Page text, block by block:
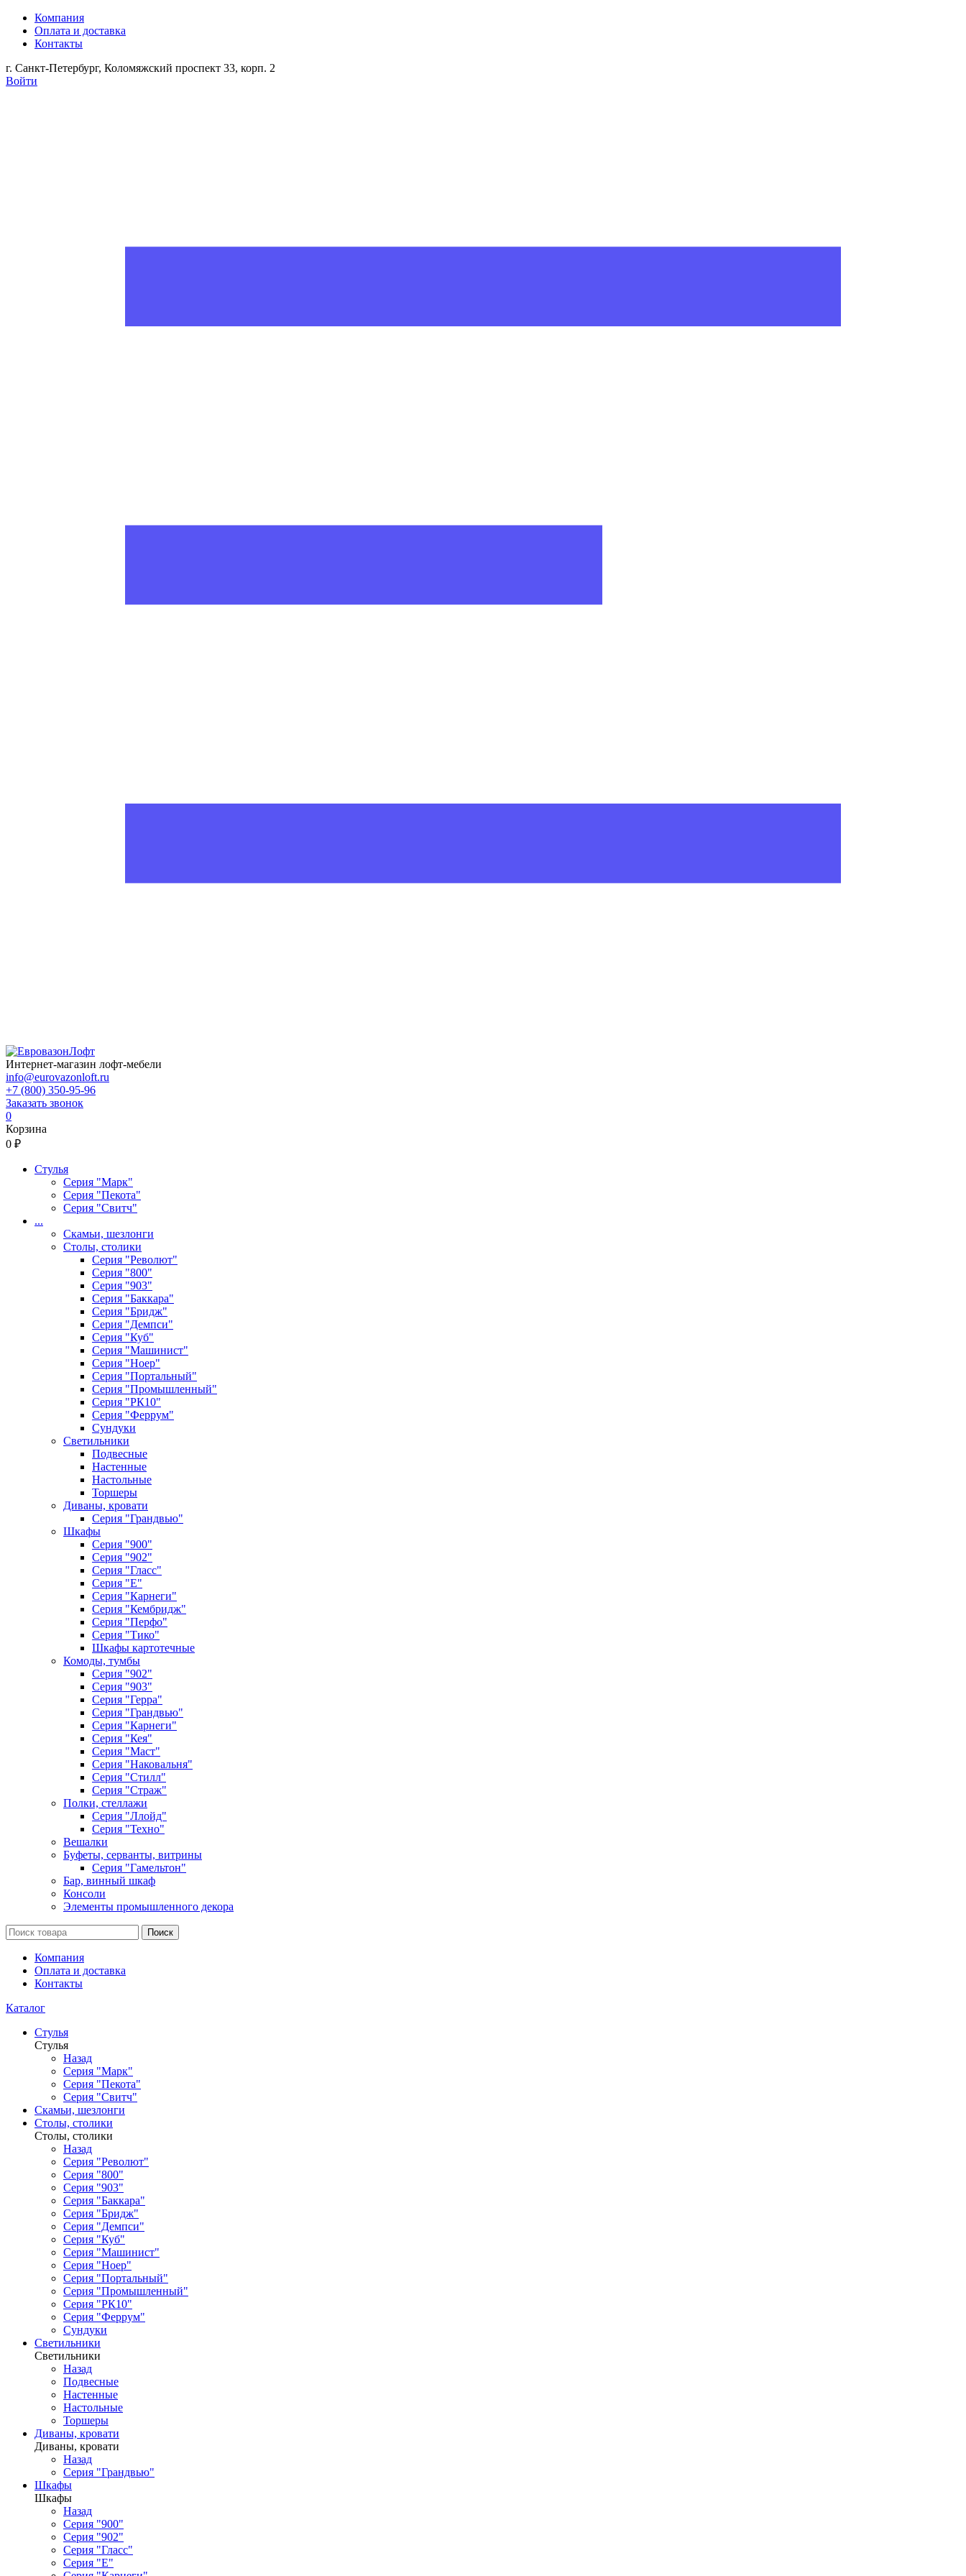
Компания
Оплата и доставка
Контакты
г. Санкт-Петербург, Коломяжский проспект 33, корп. 2
Войти
Интернет-магазин лофт-мебели
info@eurovazonloft.ru
+7 (800) 350-95-96
Заказать звонок
0
Корзина
0 ₽
Стулья
Серия "Марк"
Серия "Пекота"
Серия "Свитч"
...
Скамьи, шезлонги
Столы, столики
Серия "Револют"
Серия "800"
Серия "903"
Серия "Баккара"
Серия "Бридж"
Серия "Демпси"
Серия "Куб"
Серия "Машинист"
Серия "Ноер"
Серия "Портальный"
Серия "Промышленный"
Серия "РК10"
Серия "Феррум"
Сундуки
Светильники
Подвесные
Настенные
Настольные
Торшеры
Диваны, кровати
Серия "Грандвью"
Шкафы
Серия "900"
Серия "902"
Серия "Гласс"
Серия "Е"
Серия "Карнеги"
Серия "Кембридж"
Серия "Перфо"
Серия "Тико"
Шкафы картотечные
Комоды, тумбы
Серия "902"
Серия "903"
Серия "Герра"
Серия "Грандвью"
Серия "Карнеги"
Серия "Кея"
Серия "Маст"
Серия "Наковальня"
Серия "Стилл"
Серия "Страж"
Полки, стеллажи
Серия "Ллойд"
Серия "Техно"
Вешалки
Буфеты, серванты, витрины
Серия "Гамельтон"
Бар, винный шкаф
Консоли
Элементы промышленного декора
Поиск
Компания
Оплата и доставка
Контакты
Каталог
Стулья
Стулья
Назад
Серия "Марк"
Серия "Пекота"
Серия "Свитч"
Скамьи, шезлонги
Столы, столики
Столы, столики
Назад
Серия "Револют"
Серия "800"
Серия "903"
Серия "Баккара"
Серия "Бридж"
Серия "Демпси"
Серия "Куб"
Серия "Машинист"
Серия "Ноер"
Серия "Портальный"
Серия "Промышленный"
Серия "РК10"
Серия "Феррум"
Сундуки
Светильники
Светильники
Назад
Подвесные
Настенные
Настольные
Торшеры
Диваны, кровати
Диваны, кровати
Назад
Серия "Грандвью"
Шкафы
Шкафы
Назад
Серия "900"
Серия "902"
Серия "Гласс"
Серия "Е"